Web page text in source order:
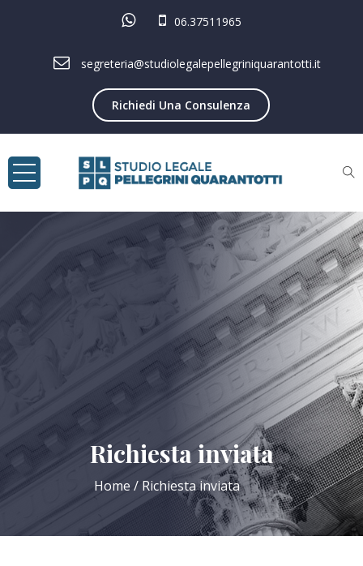
06.37511965
segreteria@studiolegalepellegriniquarantotti.it
Richiedi Una Consulenza
Richiesta inviata
Home Richiesta inviata